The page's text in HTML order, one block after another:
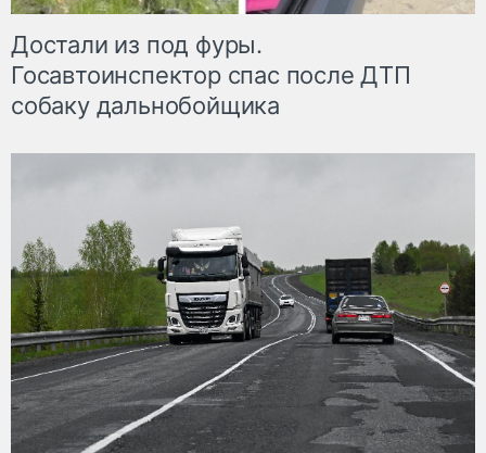
Достали из под фуры.
Госавтоинспектор спас после ДТП
собаку дальнобойщика